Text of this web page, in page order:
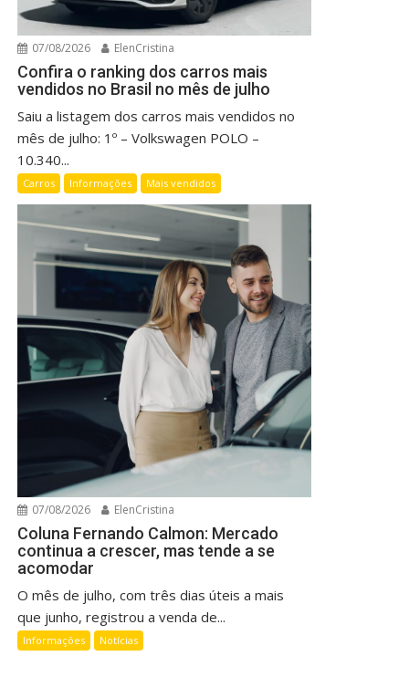
07/08/2026 ElenCristina
Confira o ranking dos carros mais
vendidos no Brasil no mês de julho
Saiu a listagem dos carros mais vendidos no
mês de julho: 1º – Volkswagen POLO –
10.340...
Carros Informações Mais vendidos
07/08/2026 ElenCristina
Coluna Fernando Calmon: Mercado
continua a crescer, mas tende a se
acomodar
O mês de julho, com três dias úteis a mais
que junho, registrou a venda de...
Informações Notícias